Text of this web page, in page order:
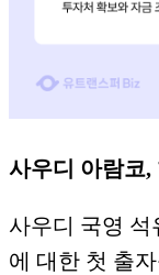
사우디 아람코,
사우디 국영
에 대한 첫 출